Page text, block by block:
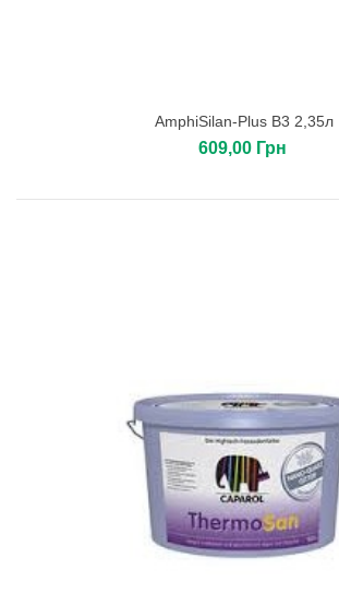
AmphiSilan-Plus B3 2,35л
609,00 Грн